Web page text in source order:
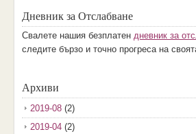
Дневник за Отслабване
Свалете нашия безплатен дневник за
следите бързо и точно прогреса на
Архиви
2019-08(2)
2019-04(2)